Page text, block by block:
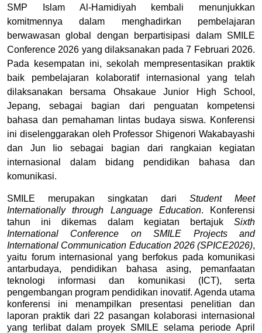
SMP Islam Al-Hamidiyah kembali menunjukkan
komitmennya dalam menghadirkan pembelajaran
berwawasan global dengan berpartisipasi dalam SMILE
Conference 2026 yang dilaksanakan pada 7 Februari 2026.
Pada kesempatan ini, sekolah mempresentasikan praktik
baik pembelajaran kolaboratif internasional yang telah
dilaksanakan bersama Ohsakaue Junior High School,
Jepang, sebagai bagian dari penguatan kompetensi
bahasa dan pemahaman lintas budaya siswa. Konferensi
ini diselenggarakan oleh Professor Shigenori Wakabayashi
dan Jun Iio sebagai bagian dari rangkaian kegiatan
internasional dalam bidang pendidikan bahasa dan
komunikasi.
SMILE merupakan singkatan dari Student Meet
Internationally through Language Education. Konferensi
tahun ini dikemas dalam kegiatan bertajuk Sixth
International Conference on SMILE Projects and
International Communication Education 2026 (SPICE2026),
yaitu forum internasional yang berfokus pada komunikasi
antarbudaya, pendidikan bahasa asing, pemanfaatan
teknologi informasi dan komunikasi (ICT), serta
pengembangan program pendidikan inovatif. Agenda utama
konferensi ini menampilkan presentasi penelitian dan
laporan praktik dari 22 pasangan kolaborasi internasional
yang terlibat dalam proyek SMILE selama periode April